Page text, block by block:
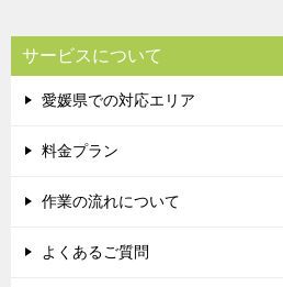
サービスについて
愛媛県での対応エリア
料金プラン
作業の流れについて
よくあるご質問